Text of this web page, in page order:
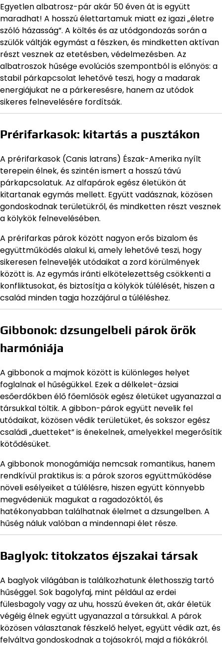
Egyetlen albatrosz-pár akár 50 éven át is együtt
maradhat! A hosszú élettartamuk miatt ez igazi „életre
szóló házasság”. A költés és az utódgondozás során a
szülők váltják egymást a fészken, és mindketten aktívan
részt vesznek az etetésben, védelmezésben. Az
albatroszok hűsége evolúciós szempontból is előnyös: a
stabil párkapcsolat lehetővé teszi, hogy a madarak
energiájukat ne a párkeresésre, hanem az utódok
sikeres felnevelésére fordítsák.
Prérifarkasok: kitartás a pusztákon
A prérifarkasok (Canis latrans) Észak-Amerika nyílt
terepein élnek, és szintén ismert a hosszú távú
párkapcsolatuk. Az alfapárok egész életükön át
kitartanak egymás mellett. Együtt vadásznak, közösen
gondoskodnak területükről, és mindketten részt vesznek
a kölykök felnevelésében.
A prérifarkas párok között nagyon erős bizalom és
együttműködés alakul ki, amely lehetővé teszi, hogy
sikeresen felneveljék utódaikat a zord körülmények
között is. Az egymás iránti elkötelezettség csökkenti a
konfliktusokat, és biztosítja a kölykök túlélését, hiszen a
család minden tagja hozzájárul a túléléshez.
Gibbonok: dzsungelbeli párok örök
harmóniája
A gibbonok a majmok között is különleges helyet
foglalnak el hűségükkel. Ezek a délkelet-ázsiai
esőerdőkben élő főemlősök egész életüket ugyanazzal a
társukkal töltik. A gibbon-párok együtt nevelik fel
utódaikat, közösen védik területüket, és sokszor egész
családi „duetteket” is énekelnek, amelyekkel megerősítik
kötődésüket.
A gibbonok monogámiája nemcsak romantikus, hanem
rendkívül praktikus is: a párok szoros együttműködése
növeli esélyeiket a túlélésre, hiszen együtt könnyebb
megvédeniük magukat a ragadozóktól, és
hatékonyabban találhatnak élelmet a dzsungelben. A
hűség náluk valóban a mindennapi élet része.
Baglyok: titokzatos éjszakai társak
A baglyok világában is találkozhatunk élethosszig tartó
hűséggel. Sok bagolyfaj, mint például az erdei
fülesbagoly vagy az uhu, hosszú éveken át, akár életük
végéig élnek együtt ugyanazzal a társukkal. A párok
közösen választanak fészkelő helyet, együtt védik azt, és
felváltva gondoskodnak a tojásokról, majd a fiókákról.